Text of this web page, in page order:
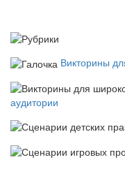
Викторины
аудитории